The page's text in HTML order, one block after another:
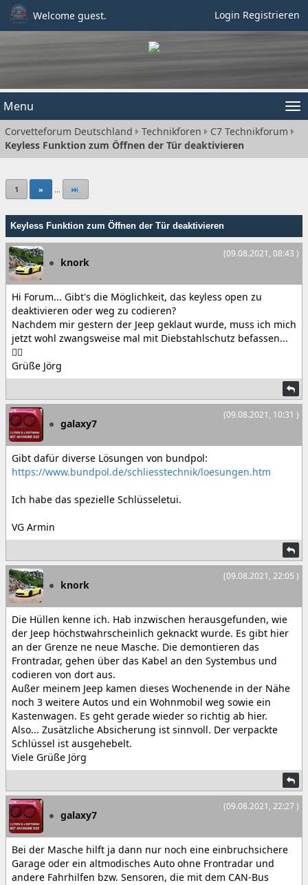
Welcome guest. Login Registrieren
Menu
Corvetteforum Deutschland Technikforen
C7 Technikforum
Keyless Funktion zum Öffnen der Tür deaktivieren
1 » ...
Keyless Funktion zum Öffnen der Tür deaktivieren
(09.08.2021, 08:43 )
knork
Hi Forum... Gibt's die Möglichkeit, das keyless open zu
deaktivieren oder weg zu codieren?
Nachdem mir gestern der Jeep geklaut wurde, muss ich mich
jetzt wohl zwangsweise mal mit Diebstahlschutz befassen...
🤦‍♂️
Grüße Jörg
(09.08.2021, 10:31 )
galaxy7
Gibt dafür diverse Lösungen von bundpol:
https://www.bundpol.de/schliesstechnik/loesungen.htm
Ich habe das spezielle Schlüsseletui.
VG Armin
(09.08.2021, 22:05 )
knork
Die Hüllen kenne ich. Hab inzwischen herausgefunden, wie
der Jeep höchstwahrscheinlich geknackt wurde. Es gibt hier
an der Grenze ne neue Masche. Die demontieren das
Frontradar, gehen über das Kabel an den Systembus und
codieren von dort aus.
Außer meinem Jeep kamen dieses Wochenende in der Nähe
noch 3 weitere Autos und ein Wohnmobil weg sowie ein
Kastenwagen. Es geht gerade wieder so richtig ab hier.
Also... Zusätzliche Absicherung ist sinnvoll. Der verpackte
Schlüssel ist ausgehebelt.
Viele Grüße Jörg
(09.08.2021, 22:27 )
galaxy7
Bei der Masche hilft ja dann nur noch eine einbruchsichere
Garage oder ein altmodisches Auto ohne Frontradar und
andere Fahrhilfen bzw. Sensoren, die mit dem CAN-Bus